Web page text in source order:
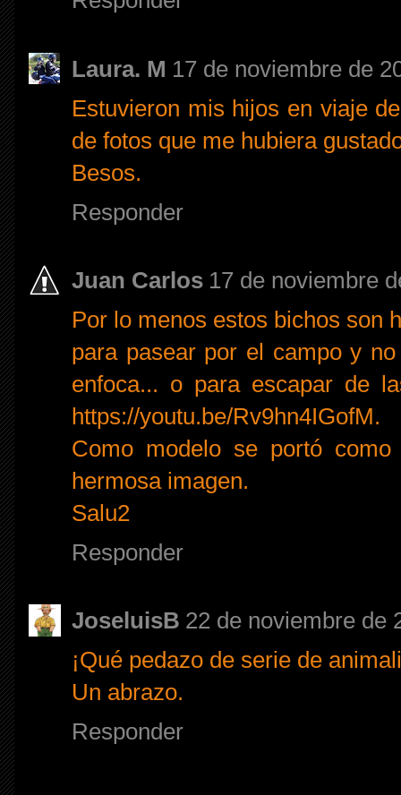
Laura. M 17 de noviembre de
Estuvieron mis hijos en viaje
de fotos que me hubiera
Besos.
Responder
Juan Carlos 17 de noviembre
Por lo menos estos bichos son
para pasear por el campo y
enfoca... o para escapar de
https://youtu.be/Rv9hn4IGofM.
Como modelo se portó
hermosa imagen.
Salu2
Responder
JoseluisB 22 de noviembre de
¡Qué pedazo de serie de
Un abrazo.
Responder